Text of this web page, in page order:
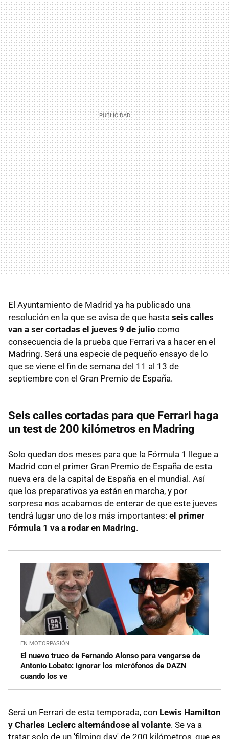
El Ayuntamiento de Madrid ya ha publicado una
resolución en la que se avisa de que hasta seis calles
van a ser cortadas el jueves 9 de julio como
consecuencia de la prueba que Ferrari va a hacer en el
Madring. Será una especie de pequeño ensayo de lo
que se viene el fin de semana del 11 al 13 de
septiembre con el Gran Premio de España.
Seis calles cortadas para que Ferrari haga
un test de 200 kilómetros en Madring
Solo quedan dos meses para que la Fórmula 1 llegue a
Madrid con el primer Gran Premio de España de esta
nueva era de la capital de España en el mundial. Así
que los preparativos ya están en marcha, y por
sorpresa nos acabamos de enterar de que este jueves
tendrá lugar uno de los más importantes: el primer
Fórmula 1 va a rodar en Madring.
EN MOTORPASIÓN
El nuevo truco de Fernando Alonso para vengarse de
Antonio Lobato: ignorar los micrófonos de DAZN
cuando los ve
Será un Ferrari de esta temporada, con Lewis Hamilton
y Charles Leclerc alternándose al volante. Se va a